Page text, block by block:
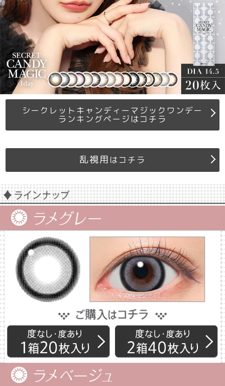
シークレットキャンディーマジックワンデー
ランキングページはコチラ
乱視用 はコチラ